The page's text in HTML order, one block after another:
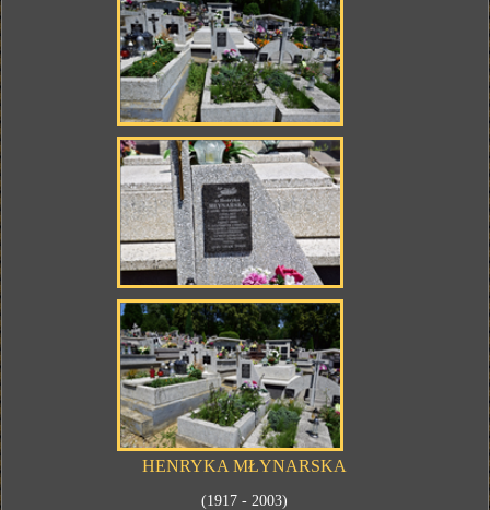
HENRYKA MŁYNARSKA
(1917 - 2003)